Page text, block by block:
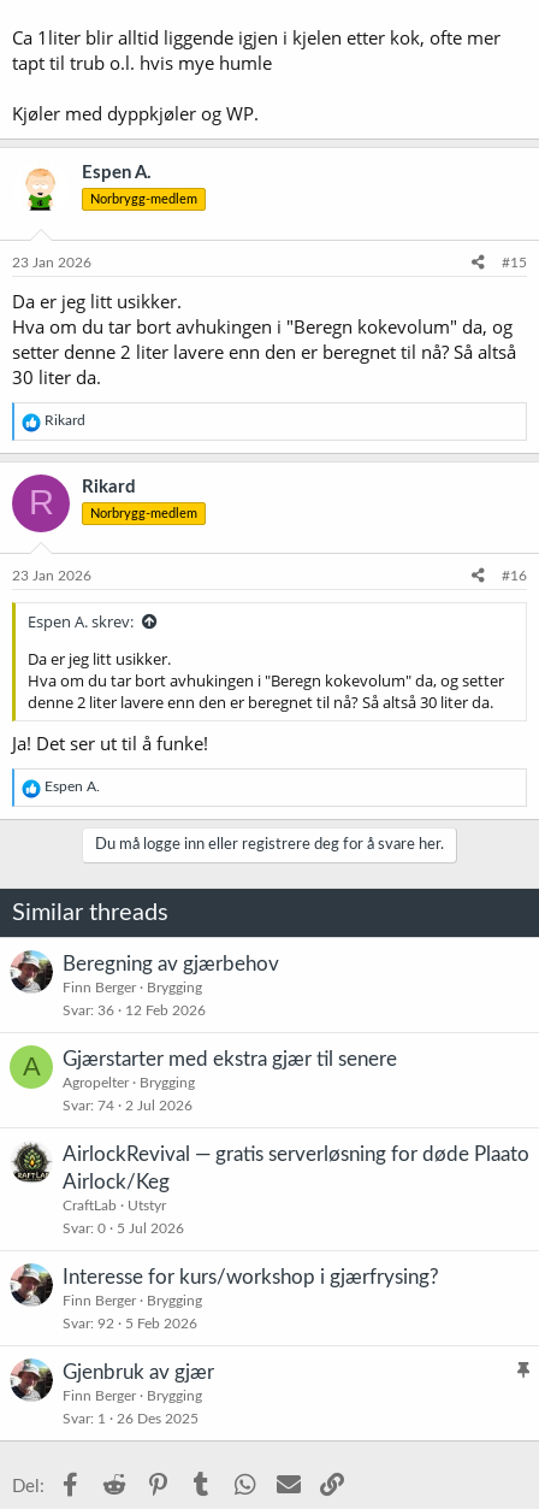
Ca 1liter blir alltid liggende igjen i kjelen etter kok, ofte mer
tapt til trub o.l. hvis mye humle
Kjøler med dyppkjøler og WP.
Espen A.
Norbrygg-medlem
23 Jan 2026 #15
Da er jeg litt usikker.
Hva om du tar bort avhukingen i "Beregn kokevolum" da, og
setter denne 2 liter lavere enn den er beregnet til nå? Så altså
30 liter da.
R
e
a
k
s
j
o
e
Rikard
R Rikard
Norbrygg-medlem
23 Jan 2026 #16
Espen A. skrev:
Da er jeg litt usikker.
Hva om du tar bort avhukingen i "Beregn kokevolum" da, og setter
denne 2 liter lavere enn den er beregnet til nå? Så altså 30 liter da.
Ja! Det ser ut til å funke!
R
e
a
n
e
r
:
Espen A.
Du må logge inn eller registrere deg for å svare her.
Similar threads
Beregning av gjærbehov
Finn Berger
Brygging
Svar 36 12 Feb 2026
A Gjærstarter med ekstra gjær til senere
Agropelter
Brygging
Svar 74 2 Jul 2026
AirlockRevival — gratis serverløsning for døde Plaato
Airlock/Keg
CraftLab
Utstyr
Svar 0 5 Jul 2026
Interesse for kurs/workshop i gjærfrysing?
Finn Berger
Brygging
Svar 92 5 Feb 2026
K
s
Gjenbruk av gjær
Finn Berger
Brygging
Svar 1 26 Des 2025
Del: Facebook
Reddit PinterestTumblr WhatsApp
E-post